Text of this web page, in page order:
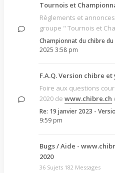
Tournois et
Règlements et
groupe " Tournois et
Championnat du chibre
2025 3:58 pm
F.A.Q. Version chibre et
Foire aux questions
2020 de www.chibre.ch
Re: 19 janvier 2023 -
9:59 pm
Bugs / Aide -
2020
36 Sujets 182 Messages